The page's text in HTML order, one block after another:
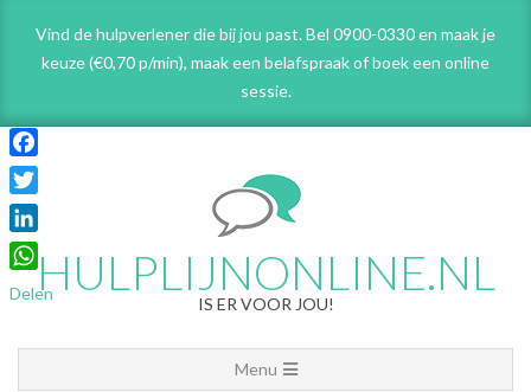
content
Vind de hulpverlener die bij jou past. Bel 0900-0330 en maak je
keuze (€0,70 p/min), maak een belafspraakof boek een online
sessie.
HULPLIJNONLINE.NL
IS ER VOOR JOU!
Menu
Facebook
Twitter
LinkedIn
WhatsApp
Delen